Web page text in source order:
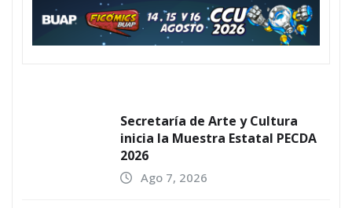
Secretaría de Arte y Cultura
inicia la Muestra Estatal PECDA
2026
Ago 7, 2026